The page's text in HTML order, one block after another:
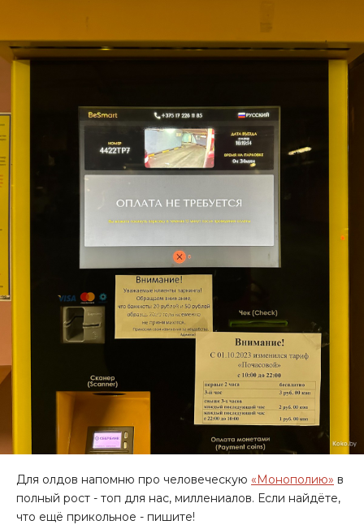
Для олдов напомню про человеческую «Монополию» в
полный рост - топ для нас, миллениалов. Если найдёте,
что ещё прикольное - пишите!